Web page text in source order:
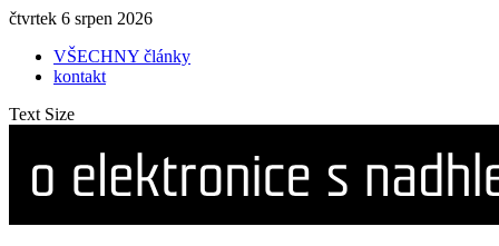
čtvrtek 6 srpen 2026
VŠECHNY články
kontakt
Text Size